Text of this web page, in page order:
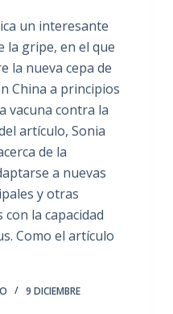
un interesante
la gripe, en el que
la nueva cepa de
China a principios
vacuna contra la
artículo, Sonia
de la
a nuevas
y otras
la capacidad
Como el artículo
9 DICIEMBRE